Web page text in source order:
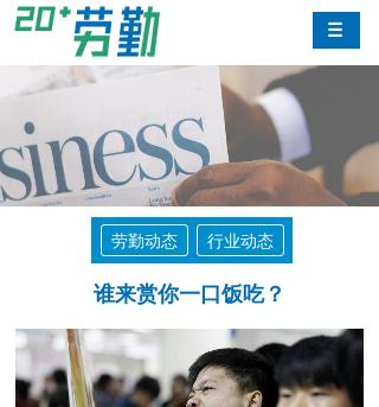
劳勤动态 行业动态
谁来赏你一口饭吃？